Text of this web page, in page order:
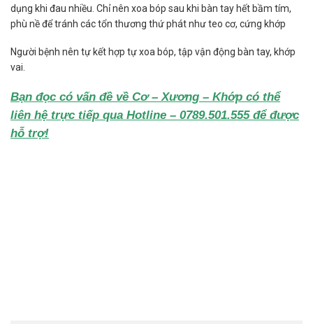
dụng khi đau nhiều. Chỉ nên xoa bóp sau khi bàn tay hết bầm tím,
phù nề để tránh các tổn thương thứ phát như teo cơ, cứng khớp
Người bệnh nên tự kết hợp tự xoa bóp, tập vận động bàn tay, khớp
vai.
Bạn đọc có vấn đề về Cơ – Xương – Khớp có thể
liên hệ trực tiếp qua Hotline – 0789.501.555 để được
hỗ trợ!